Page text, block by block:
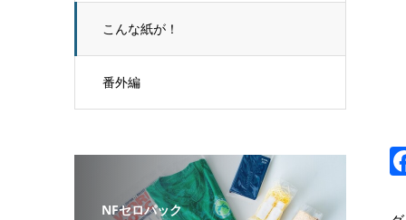
こんな紙が！
番外編
NFセロパック